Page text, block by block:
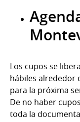
Los cupos se
hábiles alrededor
para la próxima
De no haber
toda la